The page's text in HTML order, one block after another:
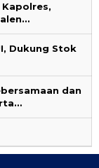
Dukung Stok
dan